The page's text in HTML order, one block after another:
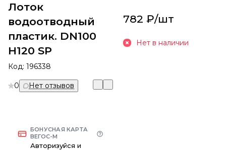
Лоток
водоотводный
пластик. DN100
H120 SP
Код: 196338
0 Нет отзывов
БОНУСНАЯ КАРТА
ВЕГОС-М
Авторизуйся и
782 ₽/шт
Нет в наличии